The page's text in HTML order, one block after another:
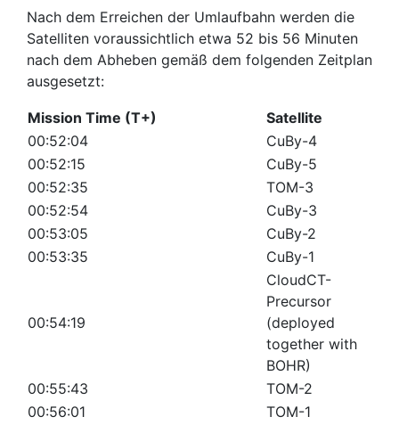
Nach dem Erreichen der Umlaufbahn werden die
Satelliten voraussichtlich etwa 52 bis 56 Minuten
nach dem Abheben gemäß dem folgenden Zeitplan
ausgesetzt:
Mission Time (T+)
Satellite
00:52:04
CuBy-4
00:52:15
CuBy-5
00:52:35
TOM-3
00:52:54
CuBy-3
00:53:05
CuBy-2
00:53:35
CuBy-1
00:54:19
CloudCT-
Precursor
(deployed
together with
BOHR)
00:55:43
TOM-2
00:56:01
TOM-1